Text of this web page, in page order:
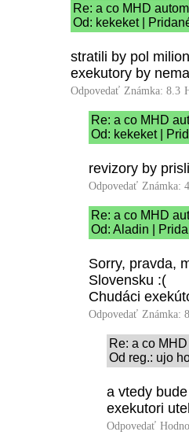
Re: a co MHD
Od: kekeket |
stratili by pol
exekutory by
Odpovedať Známka: 8.3
Re: a co MHD
Od: kekeket |
revizory by
Odpovedať Známka:
Re: a co MHD
Od: Aladin |
Sorry, pravda,
Slovensku :(
Chudáci
Odpovedať Známka:
Re: a co
Od reg.: ujo
a vtedy
exekutori
Odpovedať